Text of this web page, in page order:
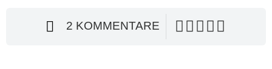
2 KOMMENTARE